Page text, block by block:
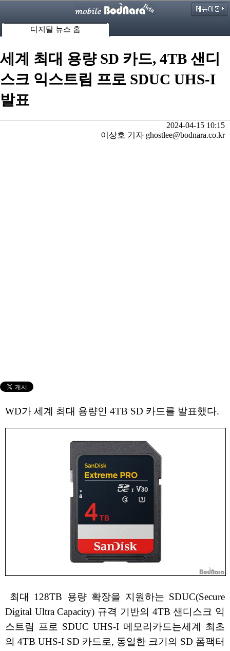
디지탈 뉴스 홈
세계 최대 용량 SD 카드, 4TB 샌디
스크 익스트림 프로 SDUC UHS-I
발표
2024-04-15 10:15
이상호 기자 ghostlee@bodnara.co.kr
WD가 세계 최대 용량인 4TB SD 카드를 발표했다.
최대 128TB 용량 확장을 지원하는 SDUC(Secure
Digital Ultra Capacity) 규격 기반의 4TB 샌디스크 익
스트림 프로 SDUC UHS-I 메모리카드는세계 최초
의 4TB UHS-I SD 카드로, 동일한 크기의 SD 폼팩터